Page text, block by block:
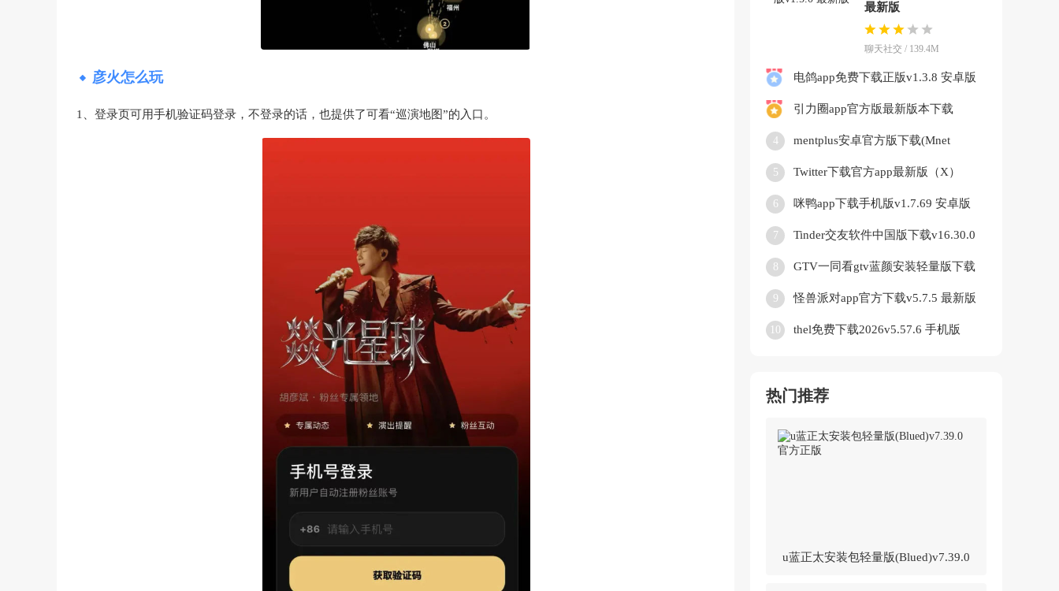
彦火怎么玩
1、登录页可用手机验证码登录，不登录的话，也提供了可看“巡演地图”的入口。
最新版
聊天社交 / 139.4M
电鸽app免费下载正版v1.3.8 安卓版
引力圈app官方版最新版本下载
4
mentplus安卓官方版下载(Mnet
5
Twitter下载官方app最新版（X）
6 咪鸭app下载手机版v1.7.69 安卓版
7
Tinder交友软件中国版下载v16.30.0
8
GTV一同看gtv蓝颜安装轻量版下载
9 怪兽派对app官方下载v5.7.5 最新版
10 thel免费下载2026v5.57.6 手机版
热门推荐
u蓝正太安装包轻量版(Blued)v7.39.0